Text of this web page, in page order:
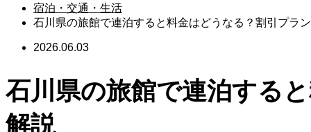
宿泊・交通・生活
石川県の旅館で連泊すると料金はどうなる？割引プラ
2026.06.03
石川県の旅館で連泊する
解説